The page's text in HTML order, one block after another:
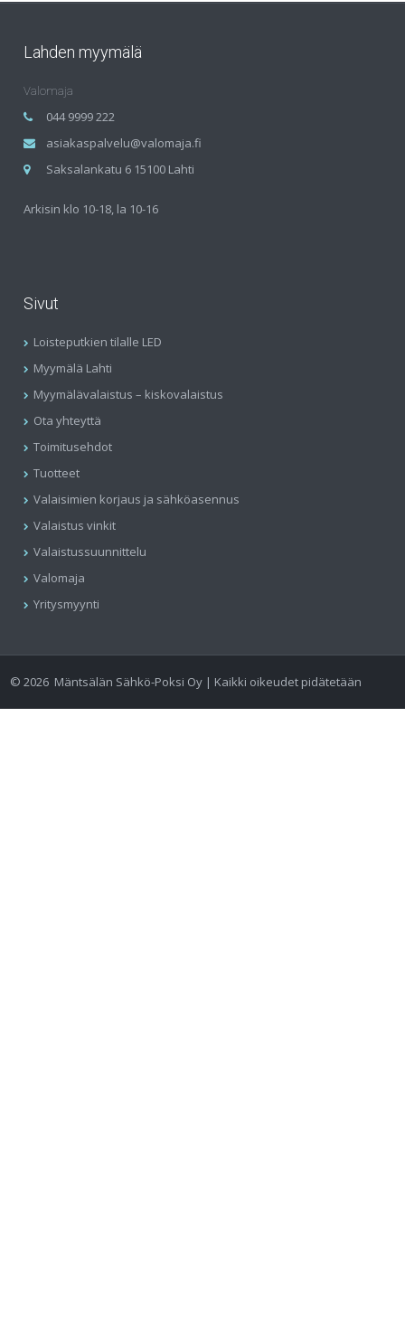
Lahden myymälä
Valomaja
044 9999 222
asiakaspalvelu@valomaja.fi
Saksalankatu 6 15100 Lahti
Arkisin klo 10-18, la 10-16
Sivut
Loisteputkien tilalle LED
Myymälä Lahti
Myymälävalaistus – kiskovalaistus
Ota yhteyttä
Toimitusehdot
Tuotteet
Valaisimien korjaus ja sähköasennus
Valaistus vinkit
Valaistussuunnittelu
Valomaja
Yritysmyynti
©2026 Mäntsälän Sähkö-Poksi Oy | Kaikki oikeudet pidätetään